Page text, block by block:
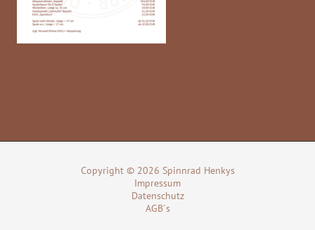
Copyright © 2026 Spinnrad Henkys
Impressum
Datenschutz
AGB´s